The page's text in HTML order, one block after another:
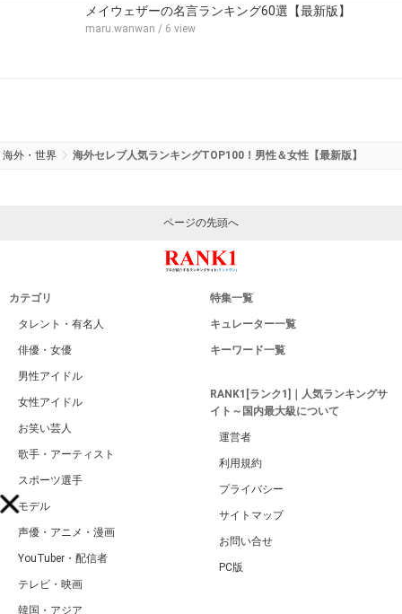
メイウェザーの名言ランキング60選【最新版】
maru.wanwan / 6 view
海外・世界 海外セレブ人気ランキングTOP100！男性＆女性【最新版】
ページの先頭へ
カテゴリ
タレント・有名人
俳優・女優
男性アイドル
女性アイドル
お笑い芸人
歌手・アーティスト
スポーツ選手
モデル
声優・アニメ・漫画
YouTuber・配信者
テレビ・映画
韓国・アジア
特集一覧
キュレーター一覧
キーワード一覧
RANK1[ランク1]｜人気ランキングサ
イト～国内最大級について
運営者
利用規約
プライバシー
サイトマップ
お問い合せ
PC版